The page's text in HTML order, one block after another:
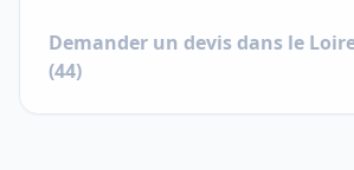
Demander un devis dans le
(44)